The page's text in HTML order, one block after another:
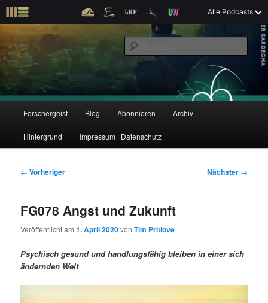
m
p
r
i
ä
Alle Podcasts
Forschergeist
Der Interview-Podcast zu Bildung und Forschung
u
e
p
Z
u
r
m
ä
Z
u
e
u
n
Forschergeist Blog Abonnieren Archiv
Hintergrund Impressum | Datenschutz
B
t
a
s
n
a
v
← Vorheriger Nächster →
FG078 Angst und Zukunft
Veröffentlicht am1. April 2020vonTim Pritlove
Psychisch gesund und handlungsfähig bleiben in einer sich
ändernden Welt